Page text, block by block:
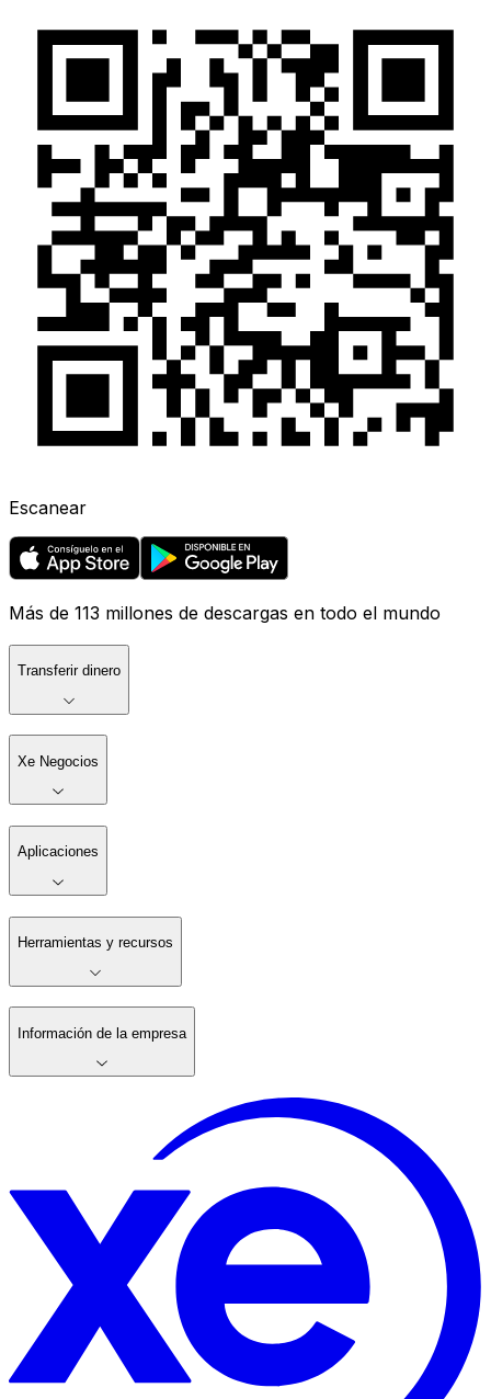
Escanear
Más de 113 millones de descargas en todo el mundo
Transferir dinero
Xe Negocios
Aplicaciones
Herramientas y recursos
Información de la empresa